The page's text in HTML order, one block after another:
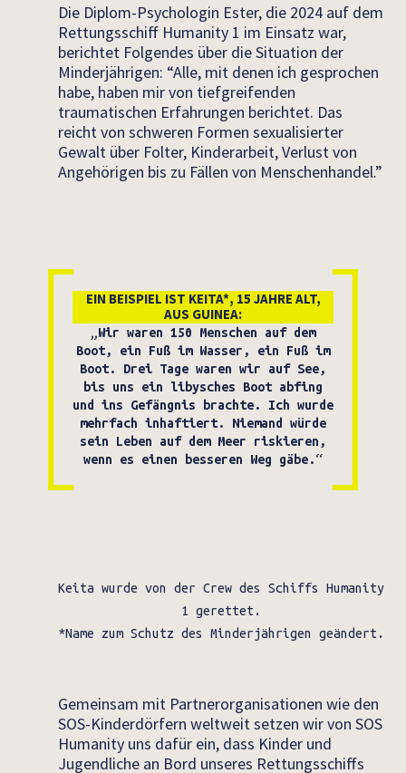
Die Diplom-Psychologin Ester, die 2024 auf dem
Rettungsschiff Humanity 1 im Einsatz war,
berichtet Folgendes über die Situation der
Minderjährigen: “Alle, mit denen ich gesprochen
habe, haben mir von tiefgreifenden
traumatischen Erfahrungen berichtet. Das
reicht von schweren Formen sexualisierter
Gewalt über Folter, Kinderarbeit, Verlust von
Angehörigen bis zu Fällen von Menschenhandel.”
EIN BEISPIEL IST KEITA*, 15 JAHRE ALT,
AUS GUINEA:
„Wir waren 150 Menschen auf dem
Boot, ein Fuß im Wasser, ein Fuß im
Boot. Drei Tage waren wir auf See,
bis uns ein libysches Boot abfing
und ins Gefängnis brachte. Ich wurde
mehrfach inhaftiert. Niemand würde
sein Leben auf dem Meer riskieren,
wenn es einen besseren Weg gäbe.“
Keita wurde von der Crew des Schiffs Humanity
1 gerettet.
*Name zum Schutz des Minderjährigen geändert.
Gemeinsam mit Partnerorganisationen wie den
SOS-Kinderdörfern weltweit setzen wir von SOS
Humanity uns dafür ein, dass Kinder und
Jugendliche an Bord unseres Rettungsschiffs